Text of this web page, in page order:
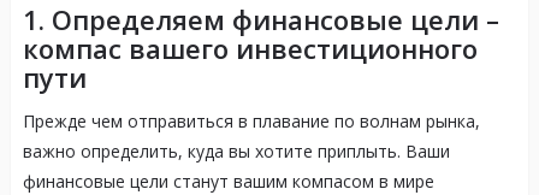
1. Определяем финансовые цели –
компас вашего инвестиционного
пути
Прежде чем отправиться в плавание по волнам рынка,
важно определить, куда вы хотите приплыть. Ваши
финансовые цели станут вашим компасом в мире